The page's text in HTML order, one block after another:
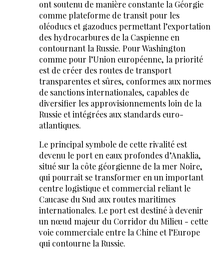
ont soutenu de manière constante la Géorgie
comme plateforme de transit pour les
oléoducs et gazoducs permettant l’exportation
des hydrocarbures de la Caspienne en
contournant la Russie. Pour Washington
comme pour l’Union européenne, la priorité
est de créer des routes de transport
transparentes et sûres, conformes aux normes
de sanctions internationales, capables de
diversifier les approvisionnements loin de la
Russie et intégrées aux standards euro-
atlantiques.
Le principal symbole de cette rivalité est
devenu le port en eaux profondes d’Anaklia,
situé sur la côte géorgienne de la mer Noire,
qui pourrait se transformer en un important
centre logistique et commercial reliant le
Caucase du Sud aux routes maritimes
internationales. Le port est destiné à devenir
un nœud majeur du Corridor du Milieu - cette
voie commerciale entre la Chine et l’Europe
qui contourne la Russie.